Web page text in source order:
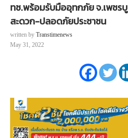
ทช.พร้อมรับมืออุทกภัย จ.เพชร
สะดวก-ปลอดภัยประชาชน
written by Transtimenews
May 31, 2022